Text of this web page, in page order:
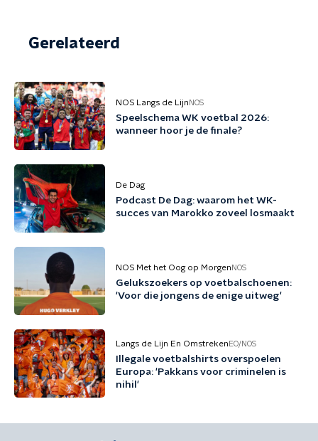
Gerelateerd
NOS Langs de Lijn NOS
Speelschema WK voetbal 2026:
wanneer hoor je de finale?
De Dag
Podcast De Dag: waarom het WK-
succes van Marokko zoveel losmaakt
NOS Met het Oog op Morgen NOS
Gelukszoekers op voetbalschoenen:
'Voor die jongens de enige uitweg'
Langs de Lijn En Omstreken EO/NOS
Illegale voetbalshirts overspoelen
Europa: 'Pakkans voor criminelen is
nihil'